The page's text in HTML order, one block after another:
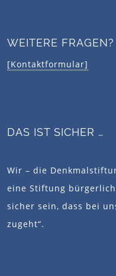
WEITERE FRAGEN?
[Kontaktformular]
DAS IST SICHER …
Wir – die
eine Stiftung
sicher sein, dass bei
zugeht“.